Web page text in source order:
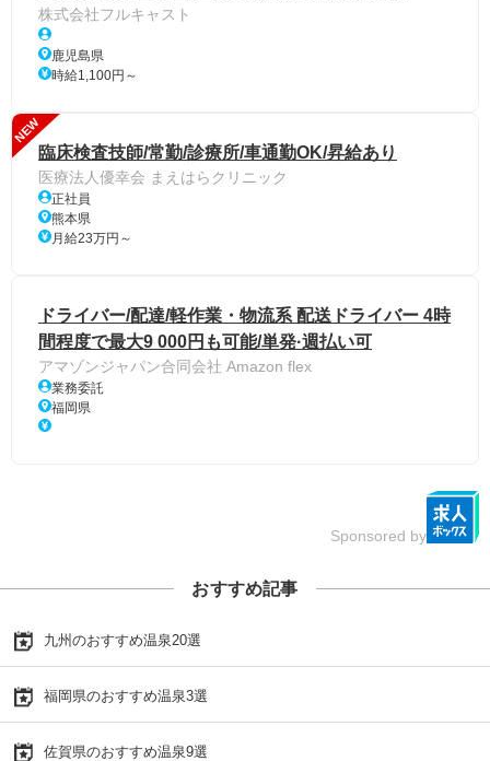
株式会社フルキャスト
鹿児島県
時給1,100円～
NEW
臨床検査技師/常勤/診療所/車通勤OK/昇給あり
医療法人優幸会 まえはらクリニック
正社員
熊本県
月給23万円～
ドライバー/配達/軽作業・物流系 配送ドライバー 4時
間程度で最大9 000円も可能/単発·週払い可
アマゾンジャパン合同会社 Amazon flex
業務委託
福岡県
Sponsored by
おすすめ記事
九州のおすすめ温泉20選
福岡県のおすすめ温泉3選
佐賀県のおすすめ温泉9選